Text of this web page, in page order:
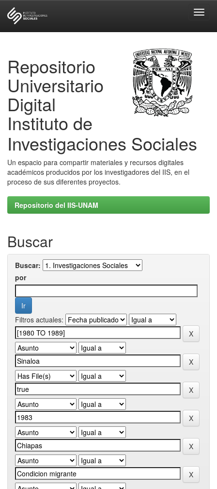
Repositorio
Universitario
Digital
Instituto de
Investigaciones Sociales
Un espacio para compartir materiales y recursos digitales
académicos producidos por los investigadores del IIS, en el
proceso de sus diferentes proyectos.
Repositorio del IIS-UNAM
Buscar
Buscar:
por
Filtros actuales: